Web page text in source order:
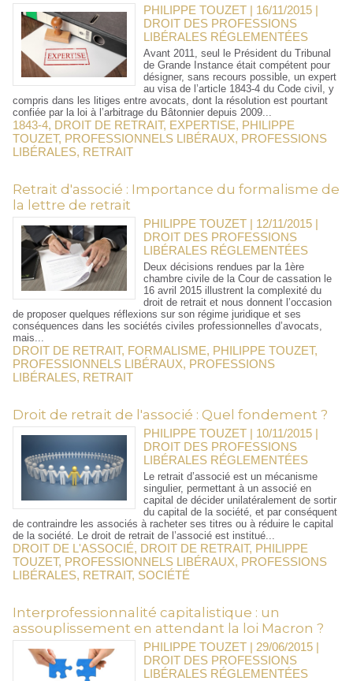
PHILIPPE TOUZET | 16/11/2015 |
DROIT DES PROFESSIONS
LIBÉRALES RÉGLEMENTÉES
Avant 2011, seul le Président du Tribunal
de Grande Instance était compétent pour
désigner, sans recours possible, un expert
au visa de l’article 1843-4 du Code civil, y
compris dans les litiges entre avocats, dont la résolution est pourtant
confiée par la loi à l’arbitrage du Bâtonnier depuis 2009...
1843-4, DROIT DE RETRAIT, EXPERTISE, PHILIPPE
TOUZET, PROFESSIONNELS LIBÉRAUX, PROFESSIONS
LIBÉRALES, RETRAIT
Retrait d'associé : Importance du formalisme de
la lettre de retrait
PHILIPPE TOUZET | 12/11/2015 |
DROIT DES PROFESSIONS
LIBÉRALES RÉGLEMENTÉES
Deux décisions rendues par la 1ère
chambre civile de la Cour de cassation le
16 avril 2015 illustrent la complexité du
droit de retrait et nous donnent l’occasion
de proposer quelques réflexions sur son régime juridique et ses
conséquences dans les sociétés civiles professionnelles d’avocats,
mais...
DROIT DE RETRAIT, FORMALISME, PHILIPPE TOUZET,
PROFESSIONNELS LIBÉRAUX, PROFESSIONS
LIBÉRALES, RETRAIT
Droit de retrait de l'associé : Quel fondement ?
PHILIPPE TOUZET | 10/11/2015 |
DROIT DES PROFESSIONS
LIBÉRALES RÉGLEMENTÉES
Le retrait d’associé est un mécanisme
singulier, permettant à un associé en
capital de décider unilatéralement de sortir
du capital de la société, et par conséquent
de contraindre les associés à racheter ses titres ou à réduire le capital
de la société. Le droit de retrait de l’associé est institué...
DROIT DE L'ASSOCIÉ, DROIT DE RETRAIT, PHILIPPE
TOUZET, PROFESSIONNELS LIBÉRAUX, PROFESSIONS
LIBÉRALES, RETRAIT, SOCIÉTÉ
Interprofessionnalité capitalistique : un
assouplissement en attendant la loi Macron ?
PHILIPPE TOUZET | 29/06/2015 |
DROIT DES PROFESSIONS
LIBÉRALES RÉGLEMENTÉES